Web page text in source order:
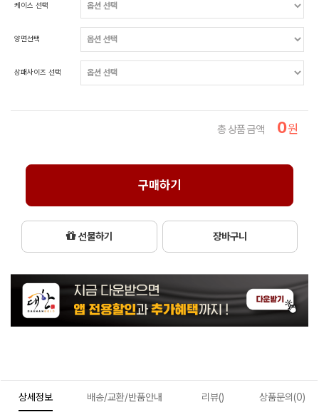
케이스 선택
양면선택
상패사이즈 선택
총 상품 금액 0원
구매하기
선물하기 장바구니
상세정보 배송/교환/반품안내 리뷰() 상품문의(0)